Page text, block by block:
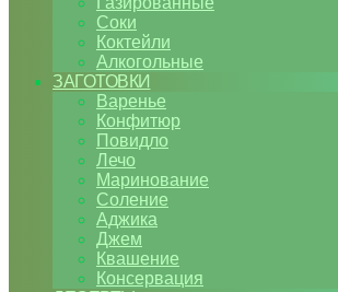
Соки
Коктейли
Алкогольные
ЗАГОТОВКИ
Варенье
Конфитюр
Повидло
Лечо
Маринование
Соление
Аджика
Джем
Квашение
Консервация